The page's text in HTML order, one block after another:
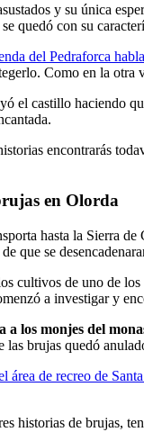
y su única
quedó con su
del Pedraforca
Como en la
el castillo haciendo
encontrarás
en Olorda
hasta la Sierra
que se
cultivos de uno de
a investigar y
a los monjes del
brujas quedó
área de recreo de
historias de brujas,